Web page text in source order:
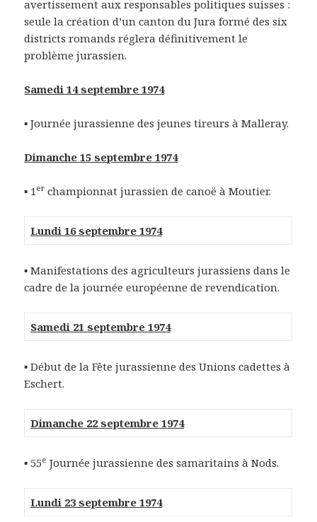
avertissement aux responsables politiques suisses :
seule la création d’un canton du Jura formé des six
districts romands réglera définitivement le
problème jurassien.
Samedi 14 septembre 1974
▪ Journée jurassienne des jeunes tireurs à Malleray.
Dimanche 15 septembre 1974
▪ 1er championnat jurassien de canoë à Moutier.
Lundi 16 septembre 1974
▪ Manifestations des agriculteurs jurassiens dans le
cadre de la journée européenne de revendication.
Samedi 21 septembre 1974
▪ Début de la Fête jurassienne des Unions cadettes à
Eschert.
Dimanche 22 septembre 1974
▪ 55e Journée jurassienne des samaritains à Nods.
Lundi 23 septembre 1974